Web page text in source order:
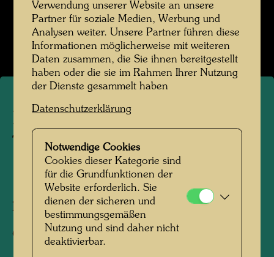
Die Reise mit der Transsibirischen Eisenbahn
Bildergalerie öffnen
Die Reise mit der
Transsibirischen Eisenbahn
Fotograf:Friedensreich Hundertwasser
Copyright:Hundertwasser Archiv
Verwendung unserer Website an unsere
Partner für soziale Medien, Werbung und
Analysen weiter. Unsere Partner führen diese
Informationen möglicherweise mit weiteren
Daten zusammen, die Sie ihnen bereitgestellt
haben oder die sie im Rahmen Ihrer Nutzung
der Dienste gesammelt haben
Datenschutzerklärung
Notwendige Cookies
Cookies dieser Kategorie sind
für die Grundfunktionen der
Website erforderlich. Sie
dienen der sicheren und
bestimmungsgemäßen
Nutzung und sind daher nicht
deaktivierbar.